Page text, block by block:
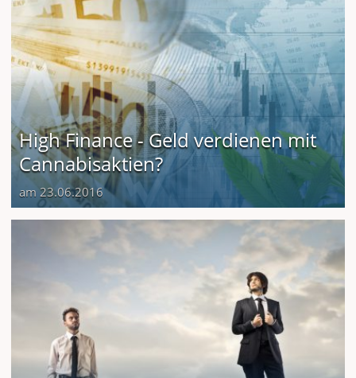
High Finance - Geld verdienen mit
Cannabisaktien?
am 23.06.2016